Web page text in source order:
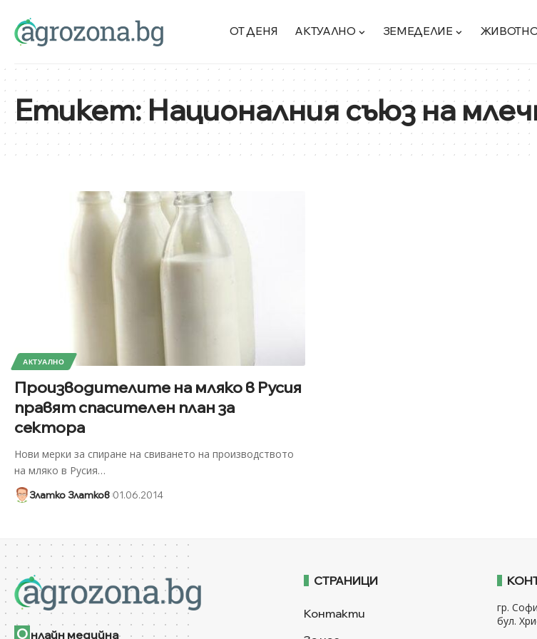
ОТ ДЕНЯ АКТУАЛНО ЗЕМЕДЕЛИЕ
Етикет:Националния съюз на
АКТУАЛНО
Производителите на мляко в Русия
правят спасителен план за
сектора
Нови мерки за спиране на свиването на производството
на мляко в Русия…
Златко Златков 01.06.2014
О нлайн медийна
СТРАНИЦИ
Контакти
гр.
бул.